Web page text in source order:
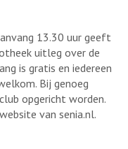
13.30 uur geeft
uitleg over de
is gratis en iedereen
Bij genoeg
opgericht worden.
van senia.nl.